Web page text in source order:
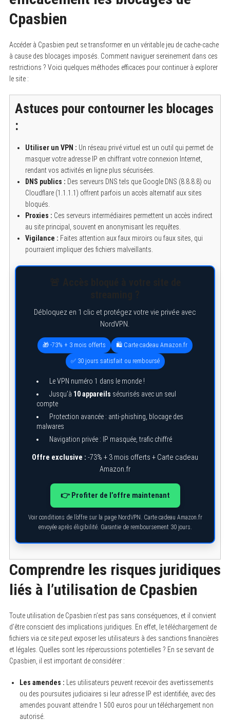
Cpasbien
Accéder à Cpasbien peut se transformer en un véritable jeu de cache-cache
à cause des blocages imposés. Comment naviguer sereinement dans ces
restrictions ? Voici quelques méthodes efficaces pour continuer à explorer
le site :
Astuces pour contourner les blocages
:
Utiliser un VPN : Un réseau privé virtuel est un outil qui permet de
masquer votre adresse IP en chiffrant votre connexion Internet,
rendant vos activités en ligne plus sécurisées.
DNS publics : Des serveurs DNS tels que Google DNS (8.8.8.8) ou
Cloudflare (1.1.1.1) offrent parfois un accès alternatif aux sites
bloqués.
Proxies : Ces serveurs intermédiaires permettent un accès indirect
au site principal, souvent en anonymisant les requêtes.
Vigilance : Faites attention aux faux miroirs ou faux sites, qui
pourraient impliquer des fichiers malveillants.
Débloquez en 1 clic et protégez votre vie privée avec
NordVPN.
🎁 -73% + 3 mois offerts 🛍️ Carte cadeau Amazon.fr
✅ 30 jours satisfait ou remboursé
Le VPN numéro 1 dans le monde !
Jusqu’à 10 appareils sécurisés avec un seul
compte
Protection avancée : anti-phishing, blocage des
malwares
Navigation privée : IP masquée, trafic chiffré
Offre exclusive : -73% + 3 mois offerts + Carte cadeau
Amazon.fr
👉 Profiter de l’offre maintenant
Voir conditions de l’offre sur la page NordVPN. Carte cadeau Amazon.fr
envoyée après éligibilité. Garantie de remboursement 30 jours.
Comprendre les risques juridiques
liés à l’utilisation de Cpasbien
Toute utilisation de Cpasbien n’est pas sans conséquences, et il convient
d’être conscient des implications juridiques. En effet, le téléchargement de
fichiers via ce site peut exposer les utilisateurs à des sanctions financières
et légales. Quelles sont les répercussions potentielles ? En se servant de
Cpasbien, il est important de considérer :
Les amendes : Les utilisateurs peuvent recevoir des avertissements
ou des poursuites judiciaires si leur adresse IP est identifiée, avec des
amendes pouvant atteindre 1 500 euros pour un téléchargement non
autorisé.